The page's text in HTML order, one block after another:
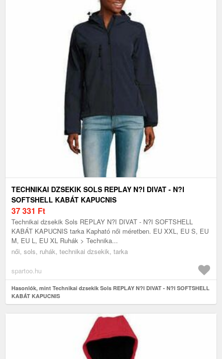
TECHNIKAI DZSEKIK SOLS REPLAY N?I DIVAT - N?I
SOFTSHELL KABÁT KAPUCNIS
37 331 Ft
Technikai dzsekik Sols REPLAY N?I DIVAT - N?I SOFTSHELL
KABÁT KAPUCNIS tarka Kapható női méretben. EU XXL, EU S, EU
M, EU L, EU XL Ruhák > Technika...
női, sols, ruhák, technikai dzsekik, tarka
spartoo.hu
Hasonlók, mint Technikai dzsekik Sols REPLAY N?I DIVAT - N?I SOFTSHELL
KABÁT KAPUCNIS